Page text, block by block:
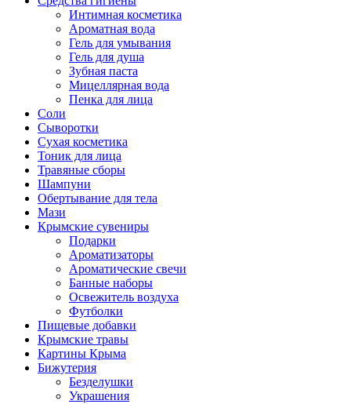
Интимная косметика
Ароматная вода
Гель для умывания
Гель для душа
Зубная паста
Мицеллярная вода
Пенка для лица
Соли
Сыворотки
Сухая косметика
Тоник для лица
Травяные сборы
Шампуни
Обертывание для тела
Мази
Крымские сувениры
Подарки
Ароматизаторы
Ароматические свечи
Банные наборы
Освежитель воздуха
Футболки
Пищевые добавки
Крымские травы
Картины Крыма
Бижутерия
Безделушки
Украшения